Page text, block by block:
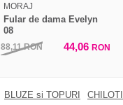
MORAJ
Fular de dama Evelyn
08
88,11RON 44,06 RON
BLUZE si TOPURI CHILOTI